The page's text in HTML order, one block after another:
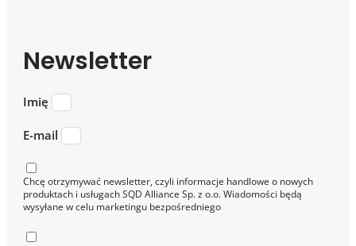
Newsletter
Imię
E-mail
Chcę otrzymywać newsletter, czyli informacje handlowe o nowych
produktach i usługach SQD Alliance Sp. z o.o. Wiadomości będą
wysyłane w celu marketingu bezpośredniego